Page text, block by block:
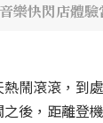
樂快閃店體驗
鬧滾滾，到
後，距離登